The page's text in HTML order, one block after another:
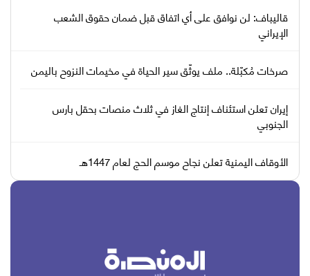
قاليباف: لن نوافق على أي اتفاق قبل ضمان حقوق الشعب
الإيراني
صرخات مُكبّلة.. ملف يوثّق سير الحياة في مخيمات النزوح باليمن
إيران تعلن استئناف إنتاج الغاز في ثلاث منصات بحقل بارس
الجنوبي
الأوقاف اليمنية تعلن نجاح موسم الحج لعام 1447هـ